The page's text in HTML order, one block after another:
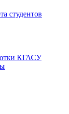
студентов
КГАСУ